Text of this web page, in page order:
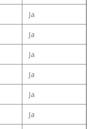
Ja
Ja
Ja
Ja
Ja
Ja